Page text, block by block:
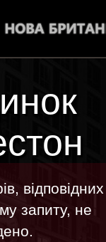
відповідних
запиту, не